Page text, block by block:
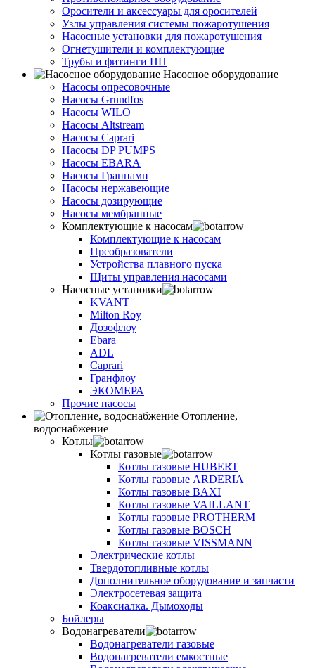
Оросители и аксессуары для оросителей
Узлы управления системы пожаротушения
Насосные установки для пожаротушения
Огнетушители и комплектующие
Трубы и фитинги ПП
Насосное оборудование
Насосы опресовочные
Насосы Grundfos
Насосы WILO
Насосы Altstream
Насосы Caprari
Насосы DP PUMPS
Насосы EBARA
Насосы Гранпамп
Насосы нержавеющие
Насосы дозирующие
Насосы мембранные
Комплектующие к насосам
Комплектующие к насосам
Преобразователи
Устройства плавного пуска
Щиты управления насосами
Насосные установки
KVANT
Milton Roy
Дозофлоу
Ebara
ADL
Caprari
Гранфлоу
ЭКОМЕРА
Прочие насосы
Отопление,
водоснабжение
Котлы
Котлы газовые
Котлы газовые HUBERT
Котлы газовые ARDERIA
Котлы газовые BAXI
Котлы газовые VAILLANT
Котлы газовые PROTHERM
Котлы газовые BOSCH
Котлы газовые VISSMANN
Электрические котлы
Твердотопливные котлы
Дополнительное оборудование и запчасти
Электросетевая защита
Коаксиалка. Дымоходы
Бойлеры
Водонагреватели
Водонагреватели газовые
Водонагреватели емкостные